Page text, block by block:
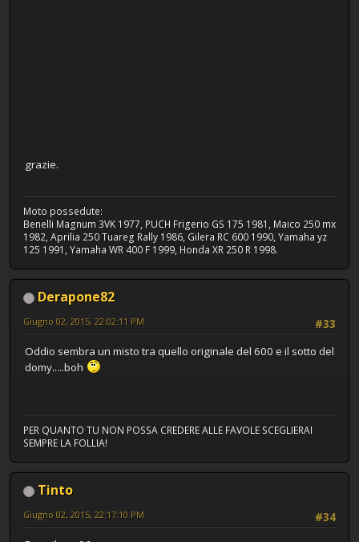
grazie.
Moto possedute:
Benelli Magnum 3VK 1977, PUCH Frigerio GS 175 1981, Maico 250 mx
1982, Aprilia 250 Tuareg Rally 1986, Gilera RC 600 1990, Yamaha yz
125 1991, Yamaha WR 400 F 1999, Honda XR 250 R 1998.
Derapone82
#33
Giugno 02, 2015, 22:02:11 PM
Oddio sembra un misto tra quello originale del 600 e il sotto del
domy.....boh
PER QUANTO TU NON POSSA CREDERE ALLE FAVOLE SCEGLIERAI
SEMPRE LA FOLLIA!
Tinto
#34
Giugno 02, 2015, 22:17:10 PM